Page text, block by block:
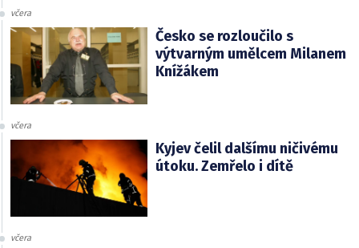
včera
Česko se rozloučilo s
výtvarným umělcem Milanem
Knížákem
včera
Kyjev čelil dalšímu ničivému
útoku. Zemřelo i dítě
včera